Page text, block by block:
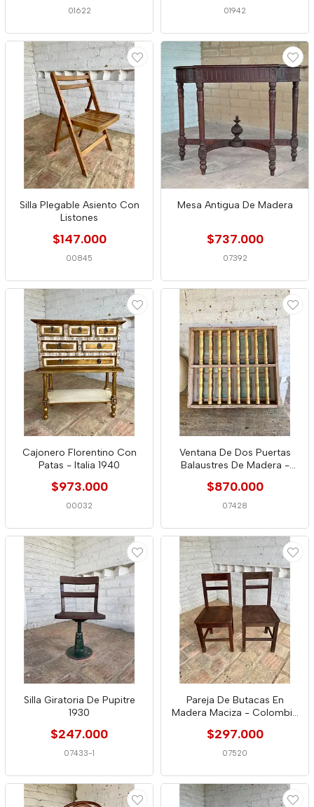
01622 01942
Silla Plegable Asiento Con
Listones
$147.000
00845
Mesa Antigua De Madera
$737.000
07392
Cajonero Florentino Con
Patas - Italia 1940
$973.000
00032
Ventana De Dos Puertas
Balaustres De Madera -
$870.000
07428
Silla Giratoria De Pupitre
1930
$247.000
07433-1
Pareja De Butacas En
Madera Maciza - Colombia
$297.000
07520